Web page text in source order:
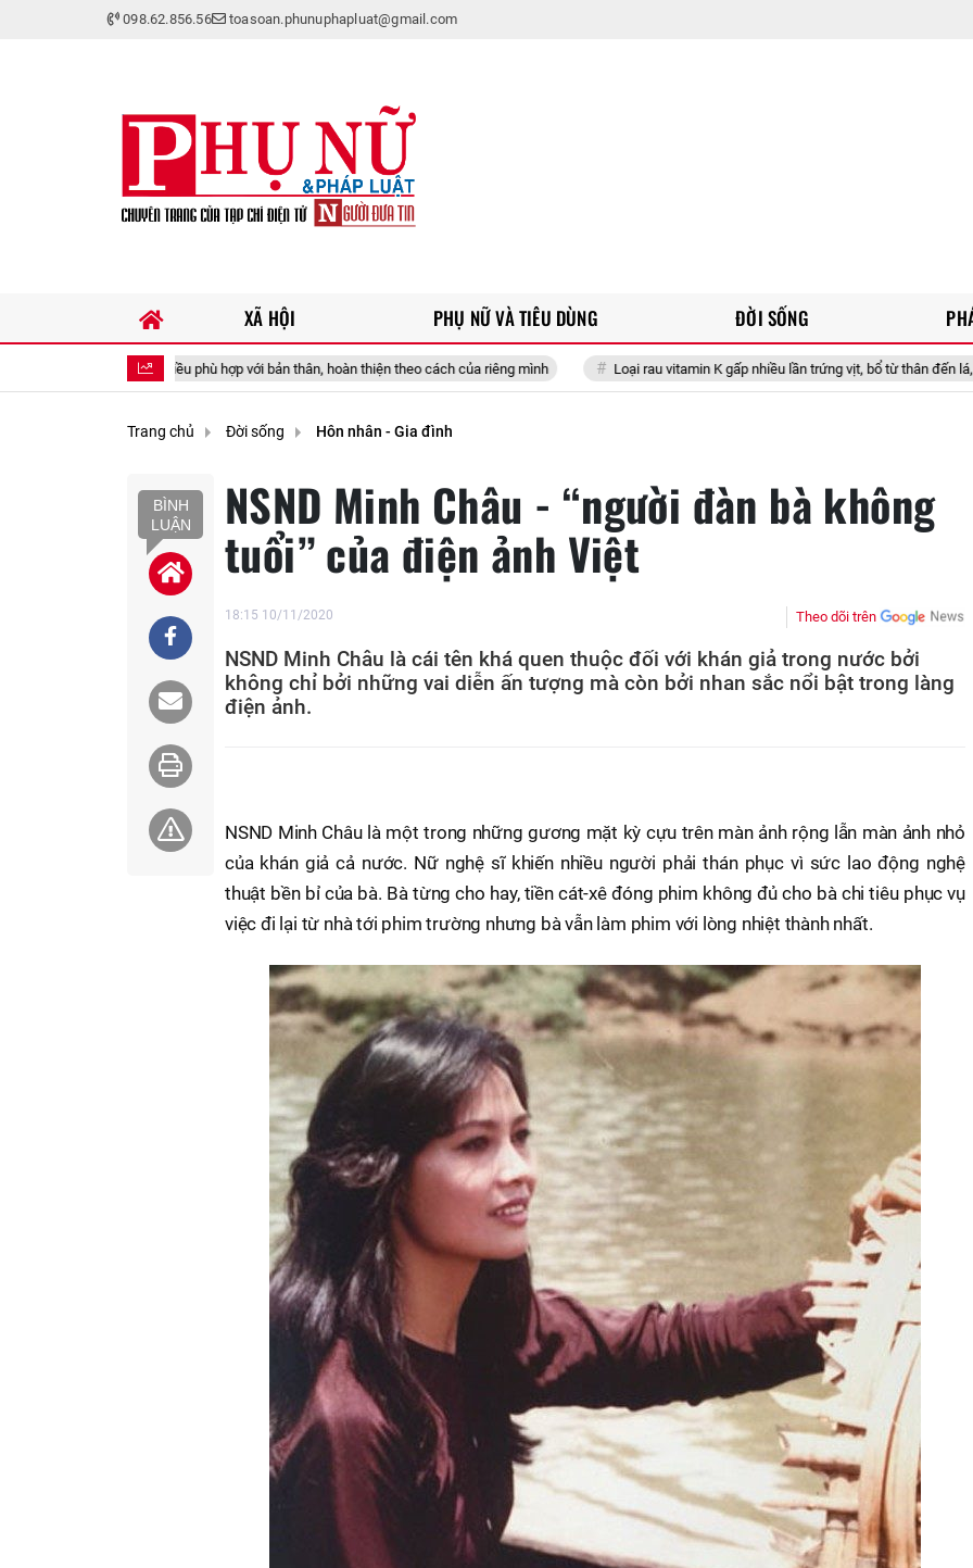
098.62.856.56 toasoan.phunuphapluat@gmail.com
thấy điều phù hợp với bản thân, hoàn thiện theo cách của riêng mình Loại rau vitamin K gấp nhiều lần trứng vịt, bổ từ thân đến lá, đem làm kiểu
XÃ HỘI PHỤ NỮ VÀ TIÊU DÙNG ĐỜI SỐNG
Trang chủ Đời sống Hôn nhân - Gia đình
BÌNH
LUẬN
NSND Minh Châu - “người đàn bà không
tuổi” của điện ảnh Việt
18:15 10/11/2020 Theo dõi trên
NSND Minh Châu là cái tên khá quen thuộc đối với khán giả trong nước bởi
không chỉ bởi những vai diễn ấn tượng mà còn bởi nhan sắc nổi bật trong làng
điện ảnh.
NSND Minh Châu là một trong những gương mặt kỳ cựu trên màn ảnh rộng lẫn màn ảnh nhỏ
của khán giả cả nước. Nữ nghệ sĩ khiến nhiều người phải thán phục vì sức lao động nghệ
thuật bền bỉ của bà. Bà từng cho hay, tiền cát-xê đóng phim không đủ cho bà chi tiêu phục vụ
việc đi lại từ nhà tới phim trường nhưng bà vẫn làm phim với lòng nhiệt thành nhất.